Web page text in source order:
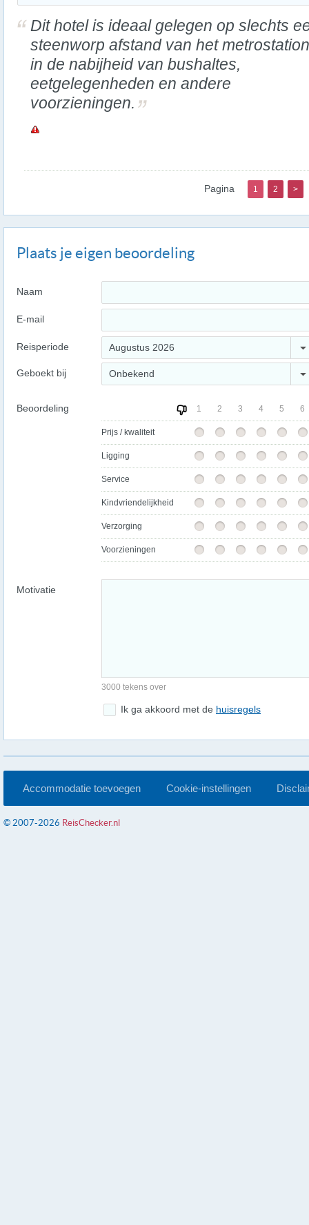
Dit hotel is ideaal gelegen op slechts
steenworp afstand van het
in de nabijheid van bushaltes,
eetgelegenheden en andere
voorzieningen.
Pagina 1 2 >
Plaats je eigen beoordeling
Naam
E-mail
Reisperiode Augustus 2026
Geboekt bij Onbekend
Beoordeling 1 2 3 4 5 6
Prijs / kwaliteit
Ligging
Service
Kindvriendelijkheid
Verzorging
Voorzieningen
Motivatie
3000 tekens over
Ik ga akkoord met de huisregels
Accommodatie toevoegen Cookie-instellingen
© 2007-2026 ReisChecker.nl